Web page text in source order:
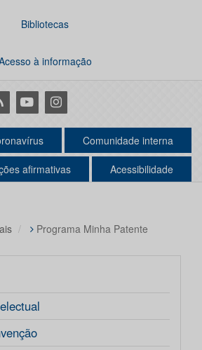
Bibliotecas
à informação
YoutubeInstagram
Comunidade interna
afirmativas Acessibilidade
Programa Minha Patente